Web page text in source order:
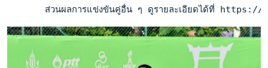
ส่วนผลการแข่งขันคู่อื่น ๆ ดูรายละเอียดได้ที่